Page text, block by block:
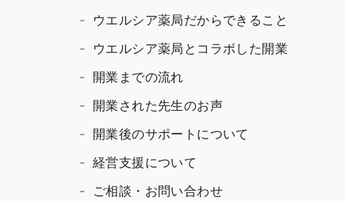
ウエルシア薬局だからできること
ウエルシア薬局とコラボした開業
開業までの流れ
開業された先生のお声
開業後のサポートについて
経営支援について
ご相談・お問い合わせ